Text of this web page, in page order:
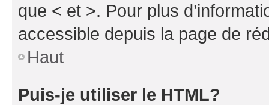
que < et >. Pour plus
accessible depuis la page de
Haut
Puis-je utiliser le HTML?